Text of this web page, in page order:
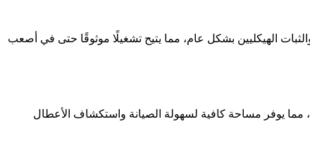
الهيكليين بشكل عام، مما يتيح تشغيلًا موثوقًا حتى في أصعب
مما يوفر مساحة كافية لسهولة الصيانة واستكشاف الأعطال